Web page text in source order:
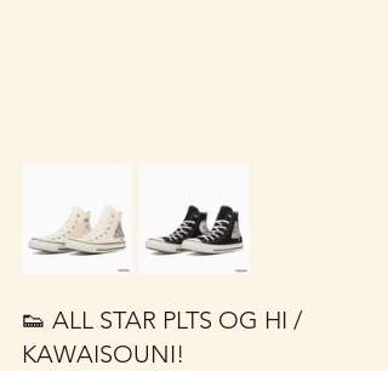
👟 ALL STAR PLTS OG HI /
KAWAISOUNI!